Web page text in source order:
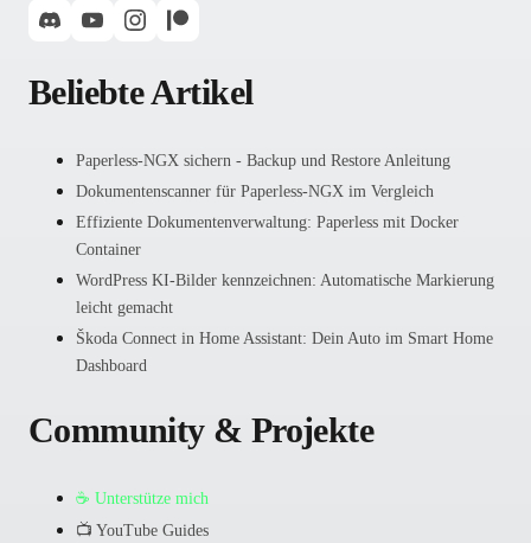
Beliebte Artikel
Paperless-NGX sichern - Backup und Restore Anleitung
Dokumentenscanner für Paperless-NGX im Vergleich
Effiziente Dokumentenverwaltung: Paperless mit Docker
Container
WordPress KI-Bilder kennzeichnen: Automatische Markierung
leicht gemacht
Škoda Connect in Home Assistant: Dein Auto im Smart Home
Dashboard
Community & Projekte
☕ Unterstütze mich
📺 YouTube Guides